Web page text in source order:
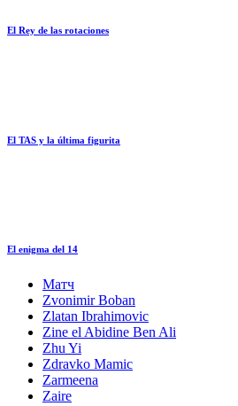
El Rey de las rotaciones
El TAS y la última figurita
El enigma del 14
Матч
Zvonimir Boban
Zlatan Ibrahimovic
Zine el Abidine Ben Ali
Zhu Yi
Zdravko Mamic
Zarmeena
Zaire